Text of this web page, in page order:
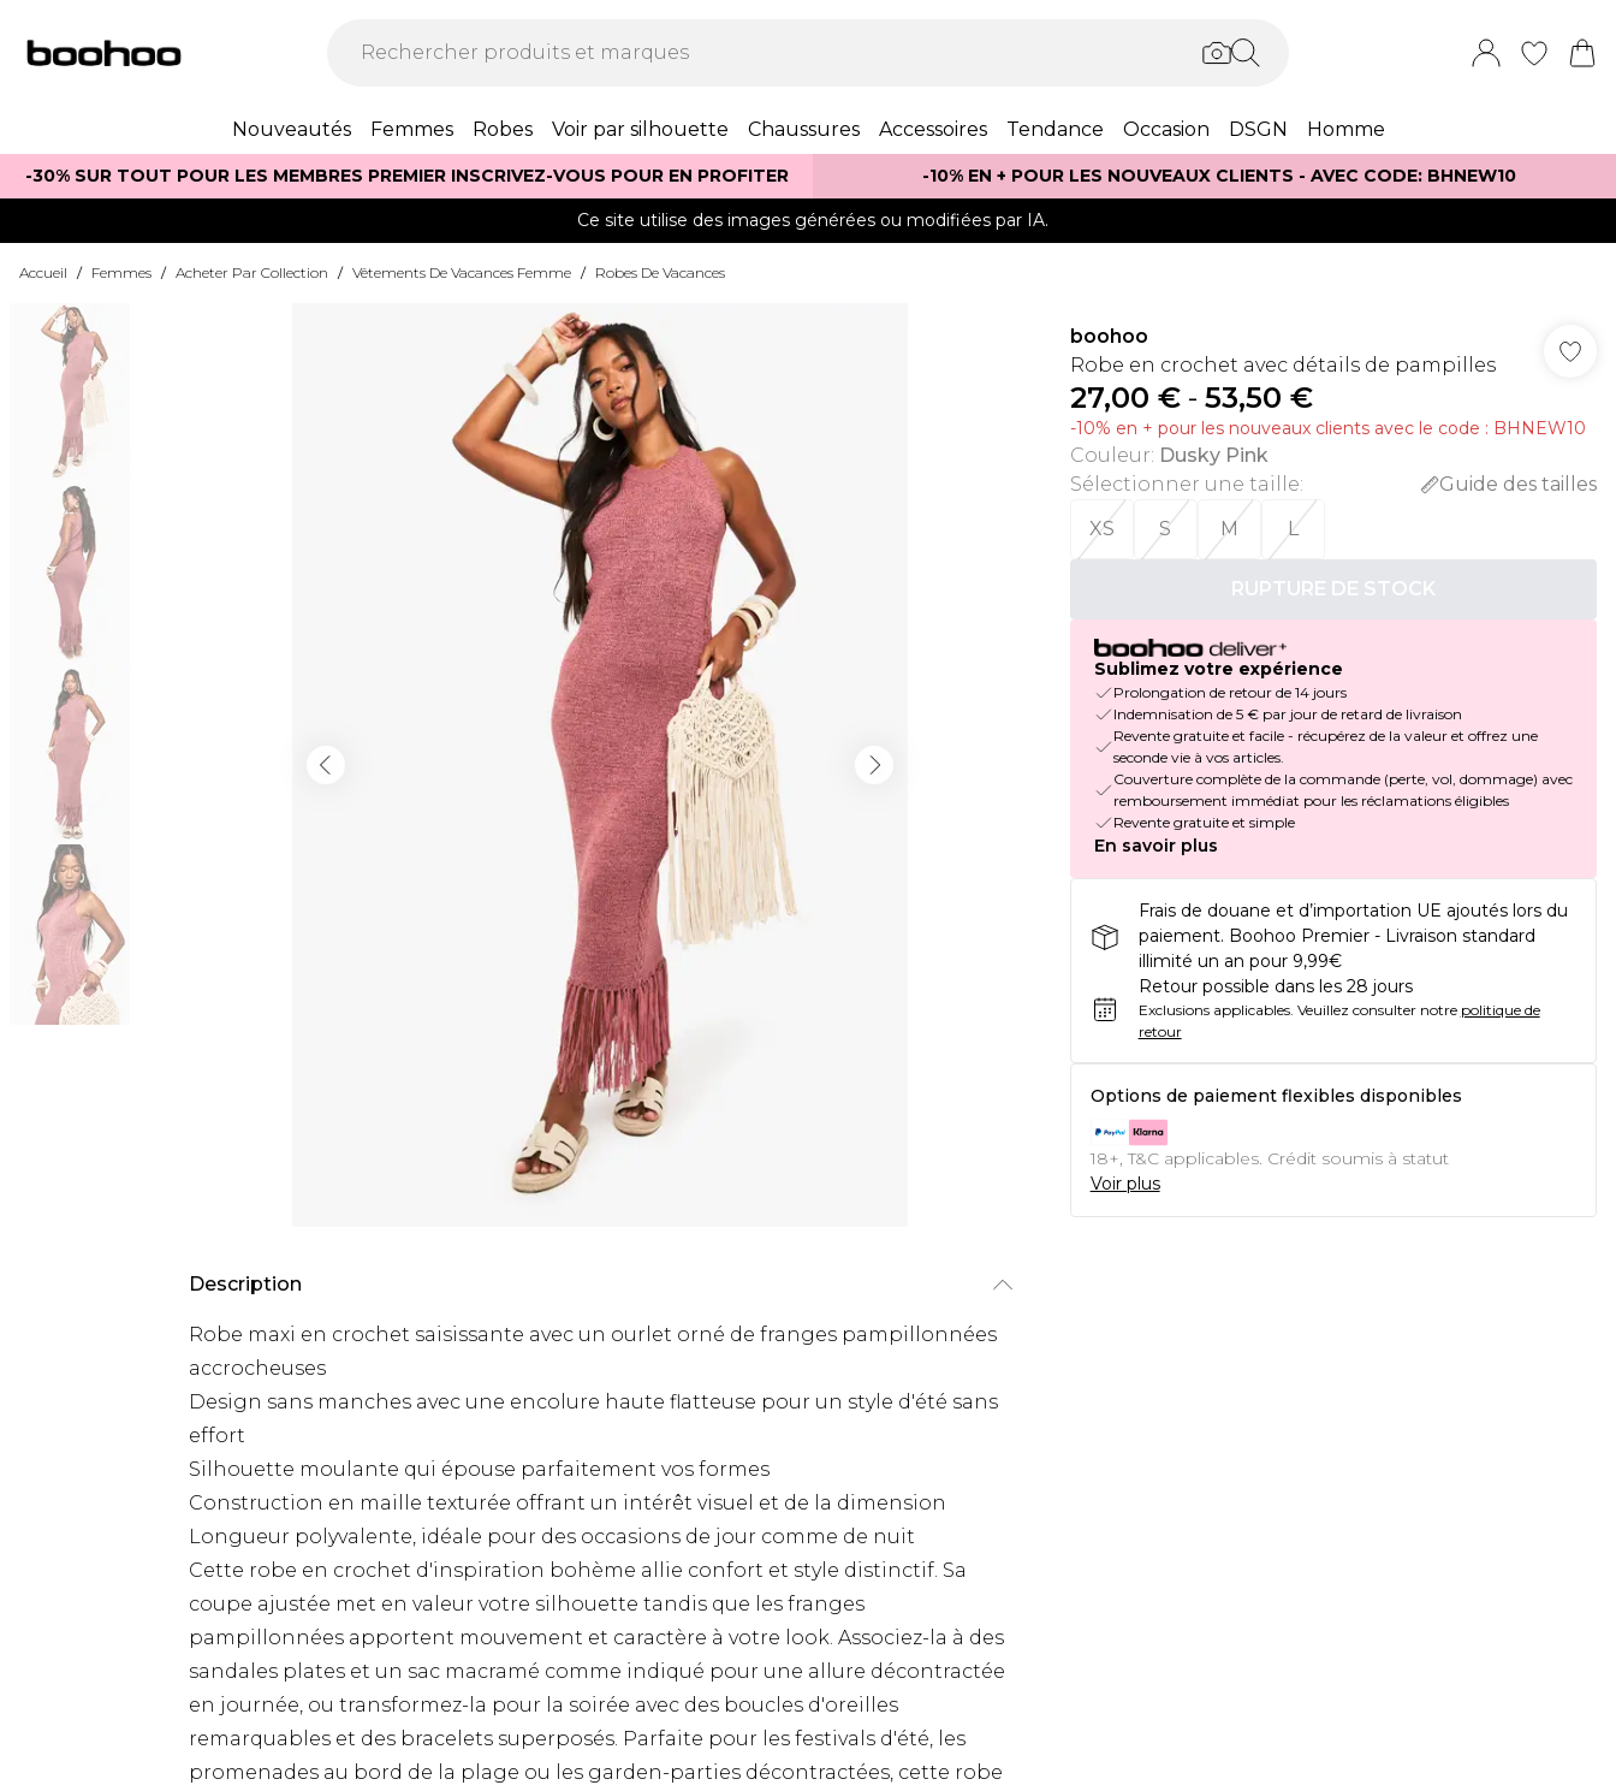
Nouveautés Femmes Robes Voir par silhouette Chaussures Accessoires Tendance Occasion DSGN Homme
-30% SUR TOUT POUR LES MEMBRES PREMIER INSCRIVEZ-VOUS POUR EN PROFITER -10% EN + POUR LES NOUVEAUX CLIENTS - AVEC CODE: BHNEW10
Ce site utilise des images générées ou modifiées par IA.
Accueil / Femmes / Acheter Par Collection / Vêtements De Vacances Femme / Robes De Vacances
Description
Robe maxi en crochet saisissante avec un ourlet orné de franges pampillonnées
accrocheuses
Design sans manches avec une encolure haute flatteuse pour un style d'été sans
effort
Silhouette moulante qui épouse parfaitement vos formes
Construction en maille texturée offrant un intérêt visuel et de la dimension
Longueur polyvalente, idéale pour des occasions de jour comme de nuit
Cette robe en crochet d'inspiration bohème allie confort et style distinctif. Sa
coupe ajustée met en valeur votre silhouette tandis que les franges
pampillonnées apportent mouvement et caractère à votre look. Associez-la à des
sandales plates et un sac macramé comme indiqué pour une allure décontractée
en journée, ou transformez-la pour la soirée avec des boucles d'oreilles
remarquables et des bracelets superposés. Parfaite pour les festivals d'été, les
promenades au bord de la plage ou les garden-parties décontractées, cette robe
boohoo
Robe en crochet avec détails de pampilles
27,00 €- 53,50 €
-10% en + pour les nouveaux clients avec le code : BHNEW10
Couleur: Dusky Pink
Sélectionner une taille:
Guide des tailles
XS
S M L
RUPTURE DE STOCK
Sublimez votre expérience
Prolongation de retour de 14 jours
Indemnisation de 5 € par jour de retard de livraison
Revente gratuite et facile - récupérez de la valeur et offrez une
seconde vie à vos articles.
Couverture complète de la commande (perte, vol, dommage) avec
remboursement immédiat pour les réclamations éligibles
Revente gratuite et simple
En savoir plus
Frais de douane et d’importation UE ajoutés lors du
paiement. Boohoo Premier - Livraison standard
illimité un an pour 9,99€
Retour possible dans les 28 jours
Exclusions applicables. Veuillez consulter notre politique de
retour
Options de paiement flexibles disponibles
18+, T&C applicables. Crédit soumis à statut
Voir plus